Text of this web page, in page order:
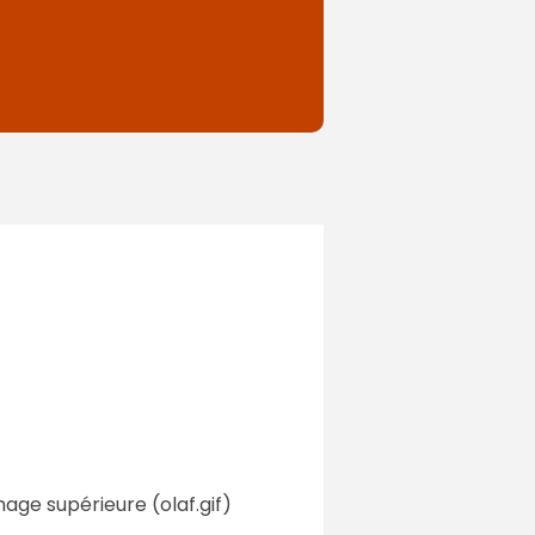
supérieure (olaf.gif)